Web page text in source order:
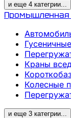
и еще 4 категрии...
Промышленная
Краны
Колесные
и еще 3 категрии...